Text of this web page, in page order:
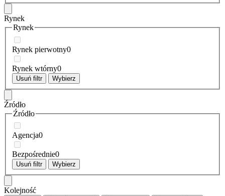
Rynek
Rynek
Rynek pierwotny0
Rynek wtórny0
Usuń filtr Wybierz
Źródło
Źródło
Agencja0
Bezpośrednie0
Usuń filtr Wybierz
Kolejność